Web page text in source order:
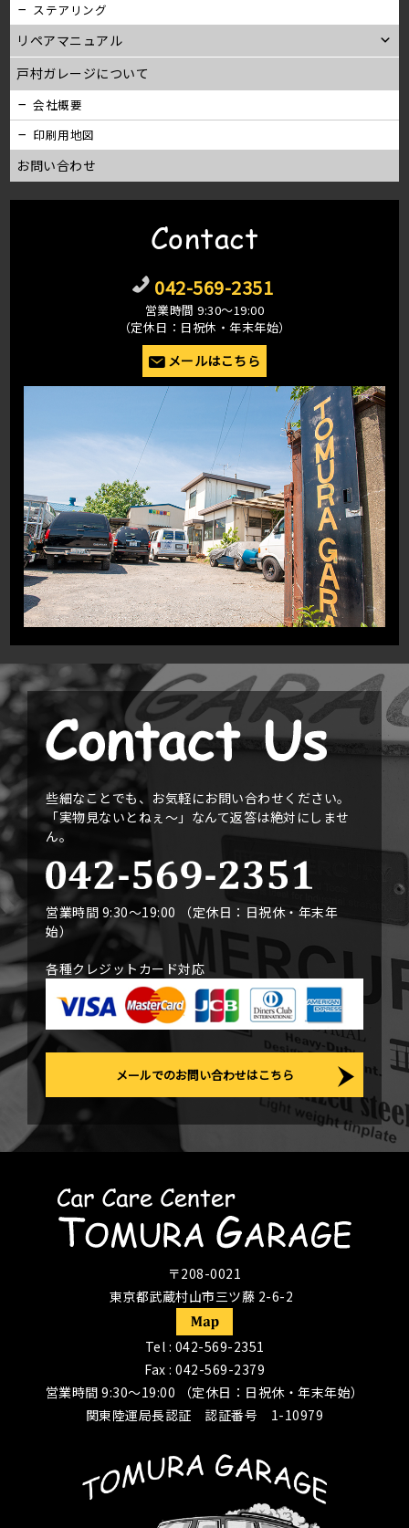
ステアリング
リペアマニュアル
戸村ガレージについて
会社概要
印刷用地図
お問い合わせ
Contact
042-569-2351
営業時間 9:30〜19:00
（定休日：日祝休・年末年始）
メールはこちら
些細なことでも、お気軽にお問い合わせください。
「実物見ないとねぇ〜」なんて返答は絶対にしませ
ん。
営業時間 9:30〜19:00 （定休日：日祝休・年末年
始）
各種クレジットカード対応
メールでのお問い合わせはこちら
〒208-0021
東京都武蔵村山市三ツ藤 2-6-2
Tel : 042-569-2351
Fax : 042-569-2379
営業時間 9:30〜19:00 （定休日：日祝休・年末年始）
関東陸運局長認証 認証番号 1-10979